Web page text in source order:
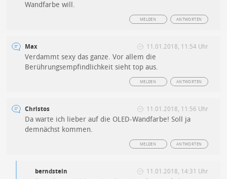
Wandfarbe will.
ANTWORTEN
MELDEN
Max 11.01.2018, 11:54 Uhr
Verdammt sexy das ganze. Vor allem die
Berührungsempfindlichkeit sieht top aus.
ANTWORTEN
MELDEN
Christos 11.01.2018, 11:56 Uhr
Da warte ich lieber auf die OLED-Wandfarbe! Soll ja
demnächst kommen.
ANTWORTEN
MELDEN
berndstein 11.01.2018, 14:31 Uhr